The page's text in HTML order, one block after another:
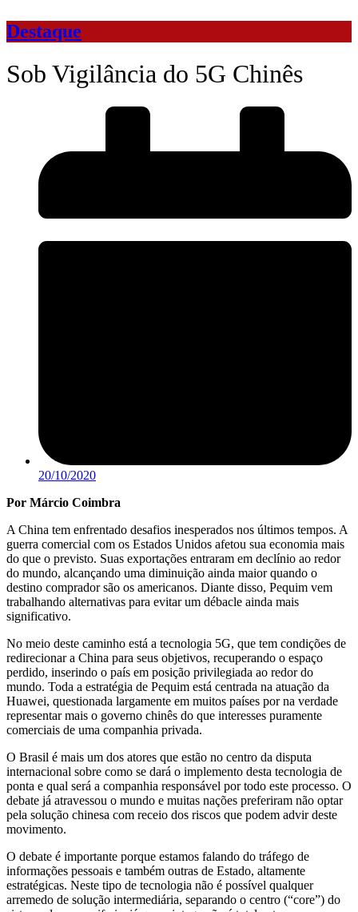
Destaque
Sob Vigilância do 5G Chinês
20/10/2020
Por Márcio Coimbra
A China tem enfrentado desafios inesperados nos últimos tempos. A
guerra comercial com os Estados Unidos afetou sua economia mais
do que o previsto. Suas exportações entraram em declínio ao redor
do mundo, alcançando uma diminuição ainda maior quando o
destino comprador são os americanos. Diante disso, Pequim vem
trabalhando alternativas para evitar um débacle ainda mais
significativo.
No meio deste caminho está a tecnologia 5G, que tem condições de
redirecionar a China para seus objetivos, recuperando o espaço
perdido, inserindo o país em posição privilegiada ao redor do
mundo. Toda a estratégia de Pequim está centrada na atuação da
Huawei, questionada largamente em muitos países por na verdade
representar mais o governo chinês do que interesses puramente
comerciais de uma companhia privada.
O Brasil é mais um dos atores que estão no centro da disputa
internacional sobre como se dará o implemento desta tecnologia de
ponta e qual será a companhia responsável por todo este processo. O
debate já atravessou o mundo e muitas nações preferiram não optar
pela solução chinesa com receio dos riscos que podem advir deste
movimento.
O debate é importante porque estamos falando do tráfego de
informações pessoais e também outras de Estado, altamente
estratégicas. Neste tipo de tecnologia não é possível qualquer
arremedo de solução intermediária, separando o centro (“core”) do